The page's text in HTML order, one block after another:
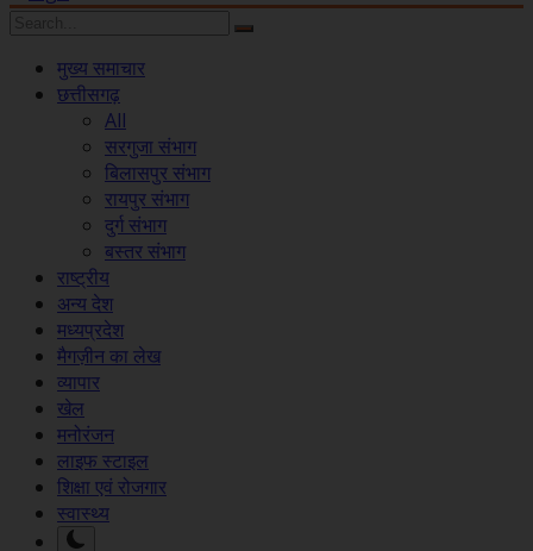
मुख्य समाचार
छत्तीसगढ़
All
सरगुजा संभाग
बिलासपुर संभाग
रायपुर संभाग
दुर्ग संभाग
बस्तर संभाग
राष्ट्रीय
अन्य देश
मध्यप्रदेश
मैगज़ीन का लेख
व्यापार
खेल
मनोरंजन
लाइफ स्टाइल
शिक्षा एवं रोजगार
स्वास्थ्य